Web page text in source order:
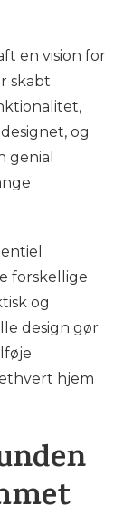
en vision for
skabt
og
genial
forskellige
og
design gør
hjem